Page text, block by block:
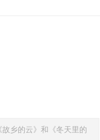
乡的云》和《冬天里的